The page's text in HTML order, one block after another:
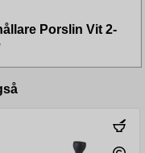
Porslin Vit 2-